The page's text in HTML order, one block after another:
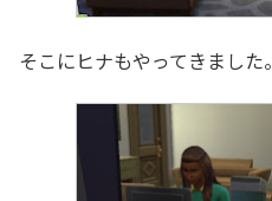
そこにヒナもやってきました。